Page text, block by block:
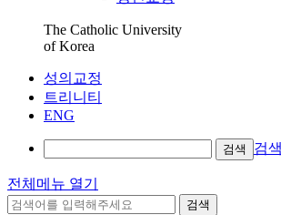
The Catholic University
of Korea
성의교정
트리니티
ENG
검색 검색
전체메뉴 열기
검색